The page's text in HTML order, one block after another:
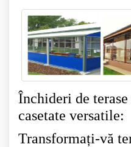
Închideri de
casetate versatile:
Transformați-vă